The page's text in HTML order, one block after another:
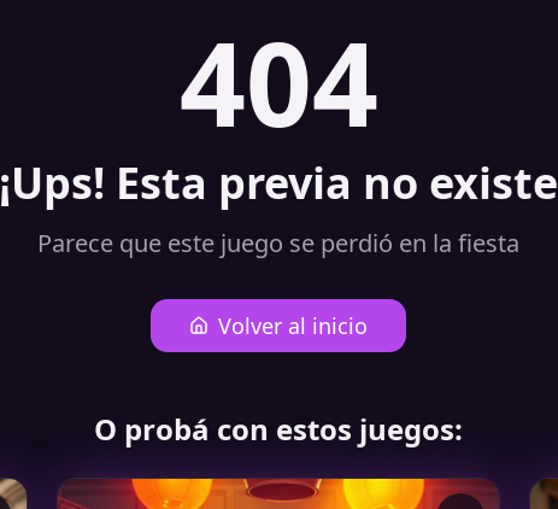
404
¡Ups! Esta previa no existe
Parece que este juego se perdió en la fiesta
Volver al inicio
O probá con estos juegos: